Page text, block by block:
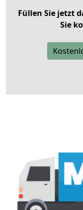
Füllen Sie jetzt
Sie